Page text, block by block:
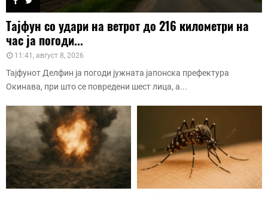
Тајфун со удари на ветрот до 216 километри на
час ја погоди...
11:41, август 8, 2026
Тајфунот Делфин ја погоди јужната јапонска префектура
Окинава, при што се повредени шест лица, а...